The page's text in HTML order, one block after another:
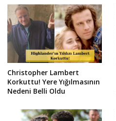
Christopher Lambert
Korkuttu! Yere Yığılmasının
Nedeni Belli Oldu